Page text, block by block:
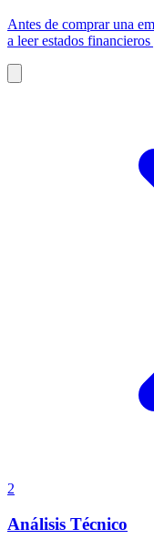
Antes de comprar una
a leer estados
2
Análisis Técnico